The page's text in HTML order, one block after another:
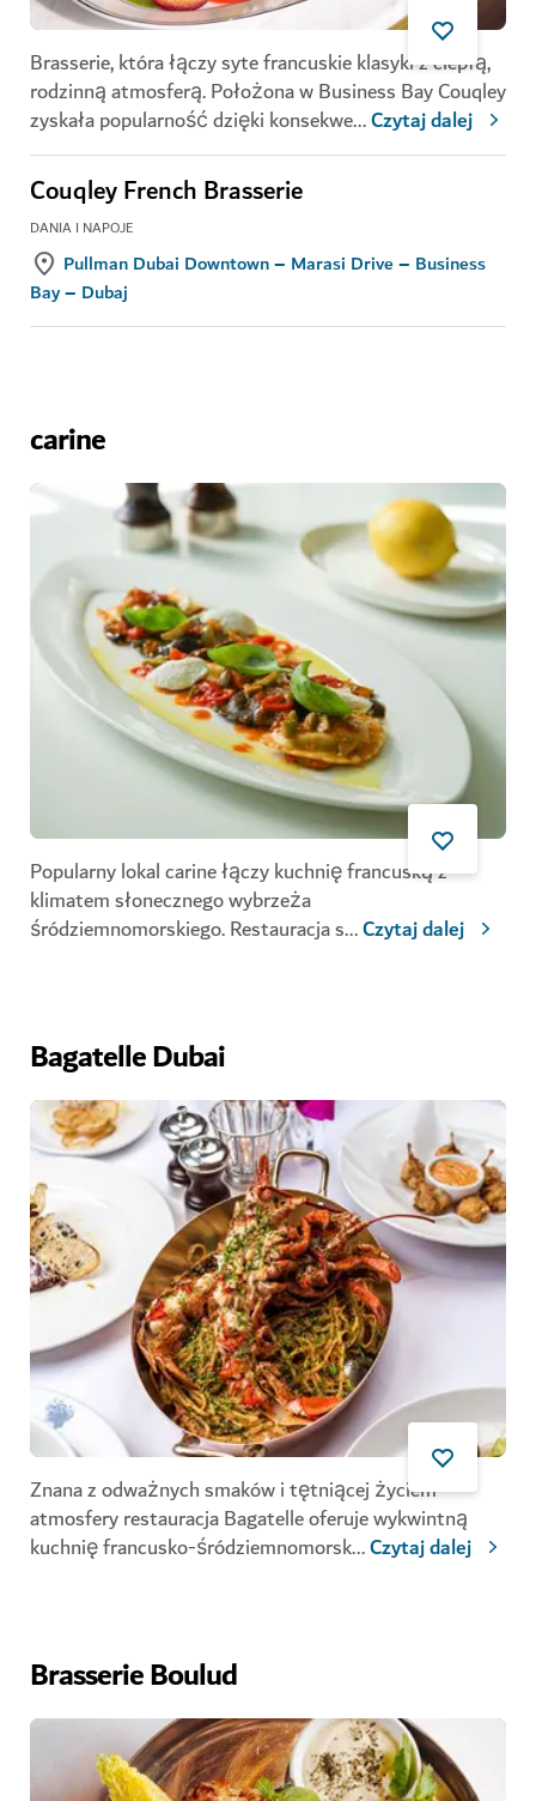
Brasserie, która łączy syte francuskie klasyki z ciepłą,
rodzinną atmosferą. Położona w Business Bay Couqley
zyskała popularność dzięki konsekwe...Czytaj dalej
Couqley French Brasserie
DANIA I NAPOJE
Pullman Dubai Downtown – Marasi Drive – Business
Bay – Dubaj
carine
Popularny lokal carine łączy kuchnię francuską z
klimatem słonecznego wybrzeża
śródziemnomorskiego. Restauracja s...Czytaj dalej
Bagatelle Dubai
Znana z odważnych smaków i tętniącej życiem
atmosfery restauracja Bagatelle oferuje wykwintną
kuchnię francusko-śródziemnomorsk...Czytaj dalej
Brasserie Boulud